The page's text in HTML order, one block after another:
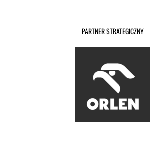
PARTNER STRATEGICZNY